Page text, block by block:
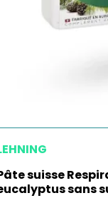
suisse
sans